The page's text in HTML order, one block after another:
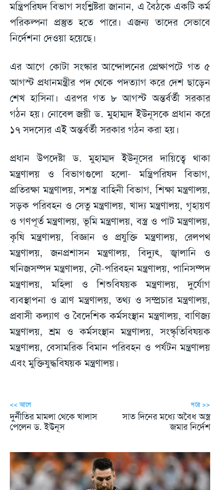
মন্ত্রিপরিষদ বিভাগ সংশ্লিষ্টরা জানান, এ বৈঠকে একটি কর্ম
পরিকল্পনা প্রস্তুত হতে পারে। এজন্য তাদের সেভাবে
নির্দেশনা দেওয়া হয়েছে।
এর আগে কোটা সংস্কার আন্দোলনের প্রেক্ষাপটে গত ৫
আগস্ট প্রধানমন্ত্রীর পদ থেকে পদত্যাগ করে দেশ ছাড়েন
শেখ হাসিনা। এরপর গত ৮ আগস্ট অন্তর্বর্তী সরকার
গঠন হয়। নোবেল জয়ী ড. মুহাম্মদ ইউনূসকে প্রধান করে
১৭ সদস্যের এই অন্তর্বর্তী সরকার গঠন করা হয়।
প্রধান উপদেষ্টা ড. মুহাম্মদ ইউনূসের দায়িত্বে থাকা
মন্ত্রণালয় ও বিভাগগুলো হলো- মন্ত্রিপরিষদ বিভাগ,
প্রতিরক্ষা মন্ত্রণালয়, সশস্ত্র বাহিনী বিভাগ, শিক্ষা মন্ত্রণালয়,
সড়ক পরিবহন ও সেতু মন্ত্রণালয়, খাদ্য মন্ত্রণালয়, গৃহায়ণ
ও গণপূর্ত মন্ত্রণালয়, ভূমি মন্ত্রণালয়, বস্ত্র ও পাট মন্ত্রণালয়,
কৃষি মন্ত্রণালয়, বিজ্ঞান ও প্রযুক্তি মন্ত্রণালয়, রেলপথ
মন্ত্রণালয়, জনপ্রশাসন মন্ত্রণালয়, বিদ্যুৎ, জ্বালানি ও
খনিজসম্পদ মন্ত্রণালয়, নৌ-পরিবহন মন্ত্রণালয়, পানিসম্পদ
মন্ত্রণালয়, মহিলা ও শিশুবিষয়ক মন্ত্রণালয়, দুর্যোগ
ব্যবস্থাপনা ও ত্রাণ মন্ত্রণালয়, তথ্য ও সম্প্রচার মন্ত্রণালয়,
প্রবাসী কল্যাণ ও বৈদেশিক কর্মসংস্থান মন্ত্রণালয়, বাণিজ্য
মন্ত্রণালয়, শ্রম ও কর্মসংস্থান মন্ত্রণালয়, সংস্কৃতিবিষয়ক
মন্ত্রণালয়, বেসামরিক বিমান পরিবহন ও পর্যটন মন্ত্রণালয়
এবং মুক্তিযুদ্ধবিষয়ক মন্ত্রণালয়।
<< আগে
দুর্নীতির মামলা থেকে খালাস
পেলেন ড. ইউনূস
পরে >>
সাত দিনের মধ্যে অবৈধ অস্ত্র
জমার নির্দেশ